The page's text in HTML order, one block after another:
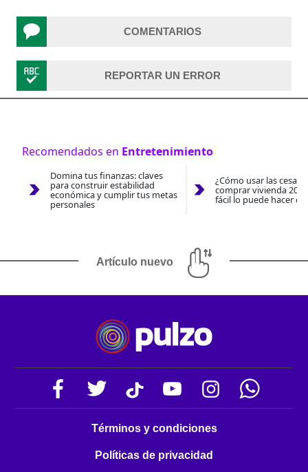
COMENTARIOS
REPORTAR UN ERROR
Recomendados en Entretenimiento
Domina tus finanzas: claves
para construir estabilidad
económica y cumplir tus metas
personales
¿Cómo usar las
comprar vivienda
fácil lo puede hacer
Artículo nuevo
Términos y condiciones
Políticas de privacidad